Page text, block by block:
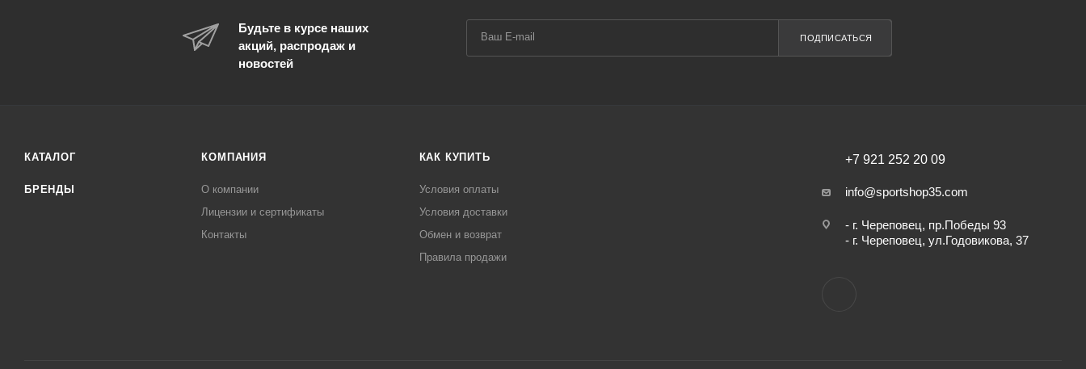
Будьте в курсе наших
акций, распродаж и
новостей
ПОДПИСАТЬСЯ
КАТАЛОГ
БРЕНДЫ
КОМПАНИЯ
О компании
Лицензии и сертификаты
Контакты
КАК КУПИТЬ
Условия оплаты
Условия доставки
Обмен и возврат
Правила продажи
+7 921 252 20 09
info@sportshop35.com
- г. Череповец, пр.Победы 93
- г. Череповец, ул.Годовикова, 37